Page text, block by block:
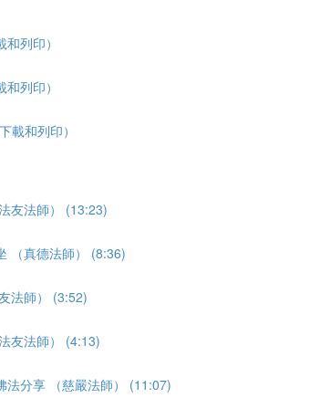
列印）
列印）
載和列印）
友法師） (13:23)
（真德法師） (8:36)
法師） (3:52)
友法師） (4:13)
法分享 （慈嚴法師） (11:07)